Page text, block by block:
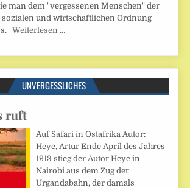
man dem "vergessenen Menschen" der
und wirtschaftlichen Ordnung
Weiterlesen …
UNVERGESSLICHES
ruft
Auf Safari in Ostafrika Autor:
Heye, Artur Ende April des Jahres
1913 stieg der Autor Heye in
Nairobi aus dem Zug der
Urgandabahn, der damals